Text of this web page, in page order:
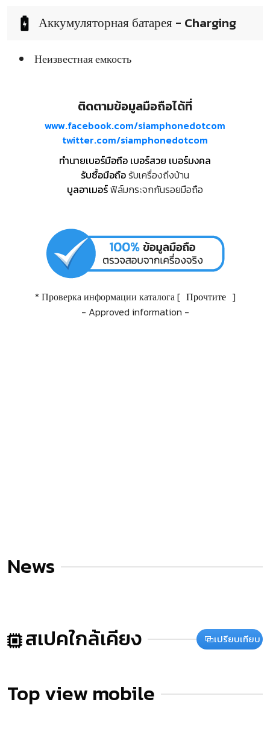
Аккумуляторная батарея - Charging
Неизвестная емкость
ติดตามข้อมูลมือถือได้ที่
www.facebook.com/siamphonedotcom
twitter.com/siamphonedotcom
ทำนายเบอร์มือถือ เบอร์สวย เบอร์มงคล
รับซื้อมือถือรับเครื่องถึงบ้าน
บูลอาเมอร์ฟิล์มกระจกกันรอยมือถือ
* Проверка информации каталога [ Прочтите ]
- Approved information -
News
สเปคใกล้เคียง เปรียบเทียบ
Top view mobile